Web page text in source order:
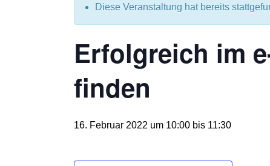
Diese Veranstaltung hat bereits
Erfolgreich im
finden
16. Februar 2022 um 10:00 bis 11:30